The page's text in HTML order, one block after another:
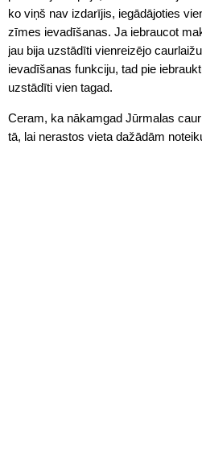
ko viņš nav izdarījis, iegādājoties
zīmes ievadīšanas. Ja iebraucot
jau bija uzstādīti vienreizējo
ievadīšanas funkciju, tad pie
uzstādīti vien tagad.
Ceram, ka nākamgad Jūrmalas
tā, lai nerastos vieta dažādām